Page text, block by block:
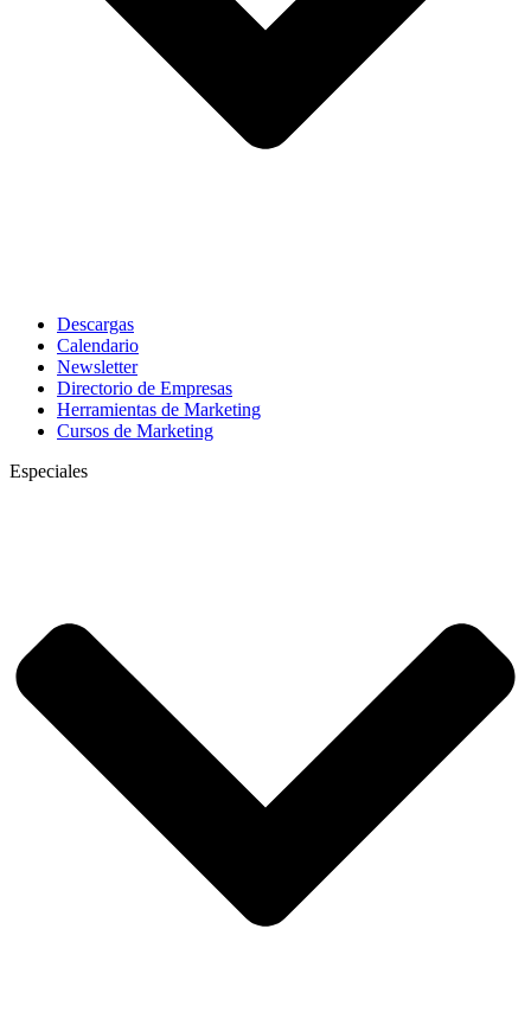
Descargas
Calendario
Newsletter
Directorio de Empresas
Herramientas de Marketing
Cursos de Marketing
Especiales